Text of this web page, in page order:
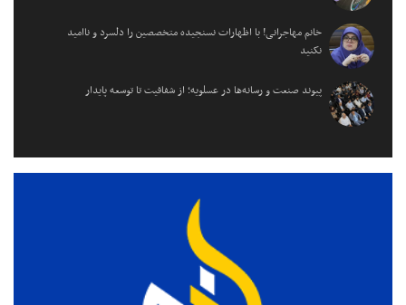
خانم مهاجرانی! با اظهارات نسنجیده متخصصین را دلسرد و ناامید
نکنید
پیوند صنعت و رسانه‌ها در عسلویه؛ از شفافیت تا توسعه پایدار